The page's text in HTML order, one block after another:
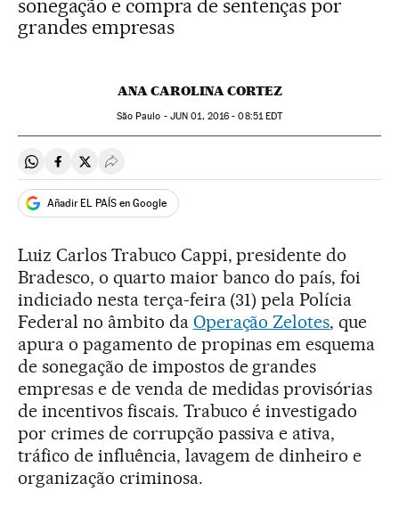
sonegação e compra de sentenças por
grandes empresas
ANA CAROLINA CORTEZ
São Paulo - JUN 01, 2016 - 08:51EDT
Compartir en Whatsapp
Compartir en Facebook
Compartir en Twitter
Desplegar Redes Sociales
Añadir EL PAÍS en Google
Luiz Carlos Trabuco Cappi, presidente do
Bradesco, o quarto maior banco do país, foi
indiciado nesta terça-feira (31) pela Polícia
Federal no âmbito da Operação Zelotes, que
apura o pagamento de propinas em esquema
de sonegação de impostos de grandes
empresas e de venda de medidas provisórias
de incentivos fiscais. Trabuco é investigado
por crimes de corrupção passiva e ativa,
tráfico de influência, lavagem de dinheiro e
organização criminosa.